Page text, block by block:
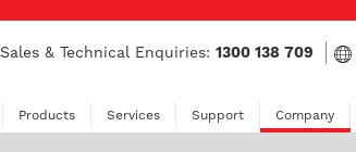
Sales & Technical Enquiries:1300 138 709
Products Services Support Company